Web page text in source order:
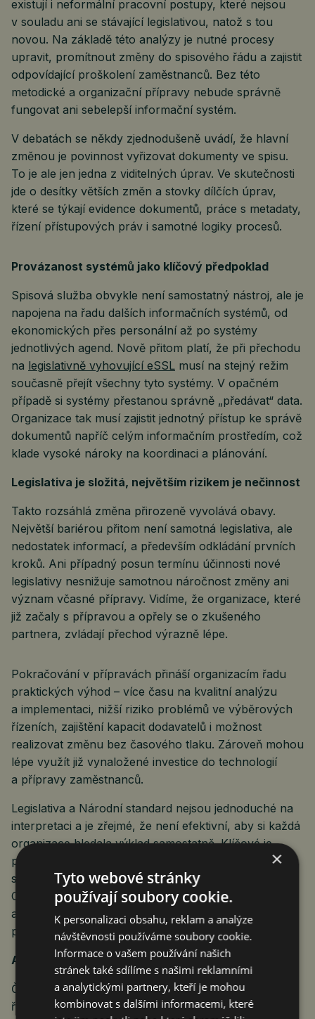
existují i neformální pracovní postupy, které nejsou
v souladu ani se stávající legislativou, natož s tou
novou. Na základě této analýzy je nutné procesy
upravit, promítnout změny do spisového řádu a zajistit
odpovídající proškolení zaměstnanců. Bez této
metodické a organizační přípravy nebude správně
fungovat ani sebelepší informační systém.
V debatách se někdy zjednodušeně uvádí, že hlavní
změnou je povinnost vyřizovat dokumenty ve spisu.
To je ale jen jedna z viditelných úprav. Ve skutečnosti
jde o desítky větších změn a stovky dílčích úprav,
které se týkají evidence dokumentů, práce s metadaty,
řízení přístupových práv i samotné logiky procesů.
Provázanost systémů jako klíčový předpoklad
Spisová služba obvykle není samostatný nástroj, ale je
napojena na řadu dalších informačních systémů, od
ekonomických přes personální až po systémy
jednotlivých agend. Nově přitom platí, že při přechodu
na legislativně vyhovující eSSL musí na stejný režim
současně přejít všechny tyto systémy. V opačném
případě si systémy přestanou správně „předávat“ data.
Organizace tak musí zajistit jednotný přístup ke správě
dokumentů napříč celým informačním prostředím, což
klade vysoké nároky na koordinaci a plánování.
Legislativa je složitá, největším rizikem je nečinnost
Takto rozsáhlá změna přirozeně vyvolává obavy.
Největší bariérou přitom není samotná legislativa, ale
nedostatek informací, a především odkládání prvních
kroků. Ani případný posun termínu účinnosti nové
legislativy nesnižuje samotnou náročnost změny ani
význam včasné přípravy. Vidíme, že organizace, které
již začaly s přípravou a opřely se o zkušeného
partnera, zvládají přechod výrazně lépe.
Pokračování v přípravách přináší organizacím řadu
praktických výhod – více času na kvalitní analýzu
a implementaci, nižší riziko problémů ve výběrových
řízeních, zajištění kapacit dodavatelů i možnost
realizovat změnu bez časového tlaku. Zároveň mohou
lépe využít již vynaložené investice do technologií
a přípravy zaměstnanců.
Legislativa a Národní standard nejsou jednoduché na
interpretaci a je zřejmé, že není efektivní, aby si každá
organizace hledala výklad samostatně. Klíčové je
porozumět legislativě v kontextu konkrétní praxe,
s jejímž výkladem může pomoci ověřený dodavatel.
Organizace se tak vyhnou nejen časovým prodlevám,
ale často i rozdílným interpretacím stejných
požadavků.
Atestace jako jistota správného řešení
Často se řeší i otázka atestovaných a neatestovaných
řešení eSSL. Některé organizace musí využívat
×
Tyto webové stránky
používají soubory cookie.
K personalizaci obsahu, reklam a analýze
návštěvnosti používáme soubory cookie.
Informace o vašem používání našich
stránek také sdílíme s našimi reklamními
a analytickými partnery, kteří je mohou
kombinovat s dalšími informacemi, které